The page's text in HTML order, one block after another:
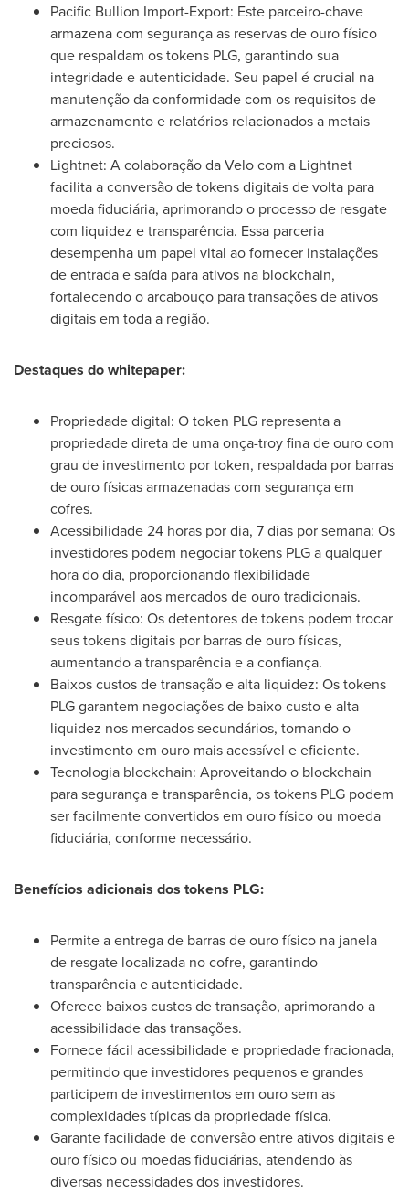
Pacific Bullion Import-Export: Este parceiro-chave
armazena com segurança as reservas de ouro físico
que respaldam os tokens PLG, garantindo sua
integridade e autenticidade. Seu papel é crucial na
manutenção da conformidade com os requisitos de
armazenamento e relatórios relacionados a metais
preciosos.
Lightnet: A colaboração da Velo com a Lightnet
facilita a conversão de tokens digitais de volta para
moeda fiduciária, aprimorando o processo de resgate
com liquidez e transparência. Essa parceria
desempenha um papel vital ao fornecer instalações
de entrada e saída para ativos na blockchain,
fortalecendo o arcabouço para transações de ativos
digitais em toda a região.
Destaques do whitepaper:
Propriedade digital: O token PLG representa a
propriedade direta de uma onça-troy fina de ouro com
grau de investimento por token, respaldada por barras
de ouro físicas armazenadas com segurança em
cofres.
Acessibilidade 24 horas por dia, 7 dias por semana: Os
investidores podem negociar tokens PLG a qualquer
hora do dia, proporcionando flexibilidade
incomparável aos mercados de ouro tradicionais.
Resgate físico: Os detentores de tokens podem trocar
seus tokens digitais por barras de ouro físicas,
aumentando a transparência e a confiança.
Baixos custos de transação e alta liquidez: Os tokens
PLG garantem negociações de baixo custo e alta
liquidez nos mercados secundários, tornando o
investimento em ouro mais acessível e eficiente.
Tecnologia blockchain: Aproveitando o blockchain
para segurança e transparência, os tokens PLG podem
ser facilmente convertidos em ouro físico ou moeda
fiduciária, conforme necessário.
Benefícios adicionais dos tokens PLG:
Permite a entrega de barras de ouro físico na janela
de resgate localizada no cofre, garantindo
transparência e autenticidade.
Oferece baixos custos de transação, aprimorando a
acessibilidade das transações.
Fornece fácil acessibilidade e propriedade fracionada,
permitindo que investidores pequenos e grandes
participem de investimentos em ouro sem as
complexidades típicas da propriedade física.
Garante facilidade de conversão entre ativos digitais e
ouro físico ou moedas fiduciárias, atendendo às
diversas necessidades dos investidores.